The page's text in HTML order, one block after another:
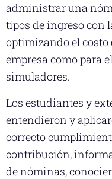
administrar una
tipos de ingreso con
optimizando el
empresa como para
simuladores.
Los estudiantes y
entendieron y
correcto
contribución,
de nóminas,